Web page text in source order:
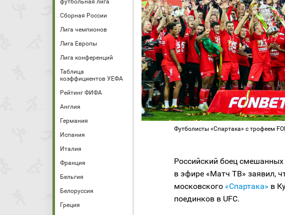
футбольная лига
Сборная России
Лига чемпионов
Лига Европы
Лига конференций
Таблица
коэффициентов УЕФА
Рейтинг ФИФА
Англия
Германия
Испания
Италия
Франция
Бельгия
Белоруссия
Греция
Футболисты «Спартака» с трофеем
Российский боец
в эфире «Матч ТВ» заявил,
московского «Спартака» в
поединков в UFC.